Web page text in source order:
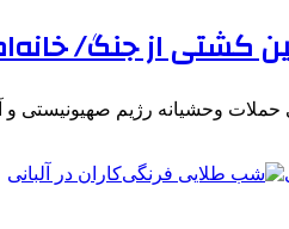
کشتی از جنگ/
حملات وحشیانه رژیم صهیونیستی